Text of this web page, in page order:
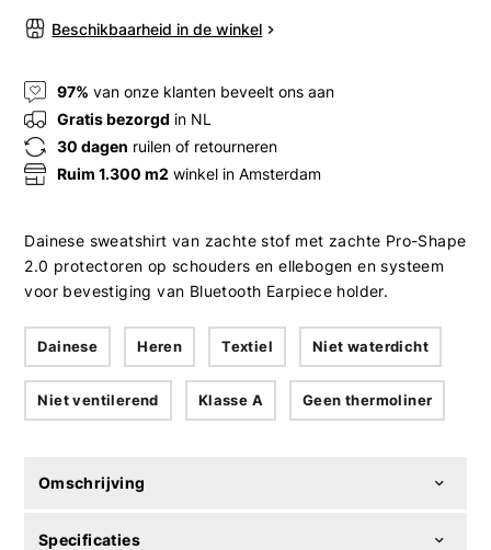
Beschikbaarheid in de winkel
97% van onze klanten beveelt ons aan
Gratis bezorgd in NL
30 dagen ruilen of retourneren
Ruim 1.300 m2 winkel in Amsterdam
Dainese sweatshirt van zachte stof met zachte Pro-Shape
2.0 protectoren op schouders en ellebogen en systeem
voor bevestiging van Bluetooth Earpiece holder.
Dainese Heren Textiel Niet waterdicht
Niet ventilerend Klasse A Geen thermoliner
Omschrijving
Specificaties